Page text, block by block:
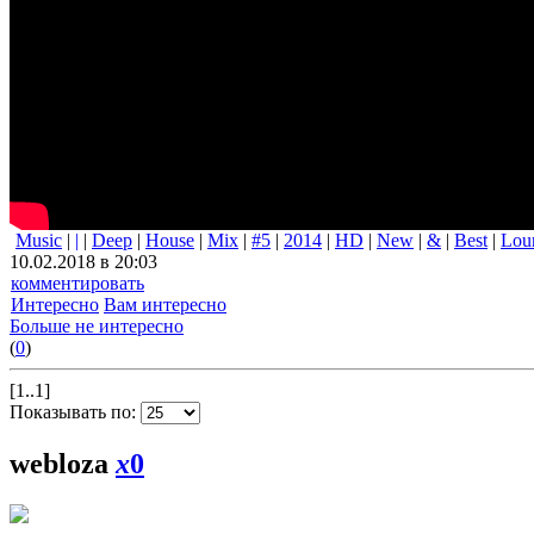
Music | | | Deep | House | Mix | #5 | 2014 | HD | New | & | Best |
10.02.2018 в 20:03
комментировать
Интересно Вам интересно
Больше не интересно
(0)
[1..1]
Показывать по:
webloza x0